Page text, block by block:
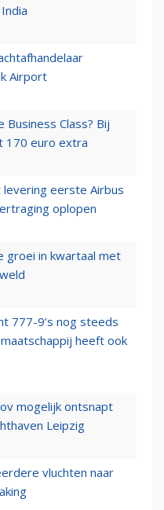
Airport
Business Class? Bij
170 euro extra
levering eerste Airbus
oplopen
groei in kwartaal met
777-9’s nog steeds
heeft ook
mogelijk ontsnapt
Leipzig
vluchten naar